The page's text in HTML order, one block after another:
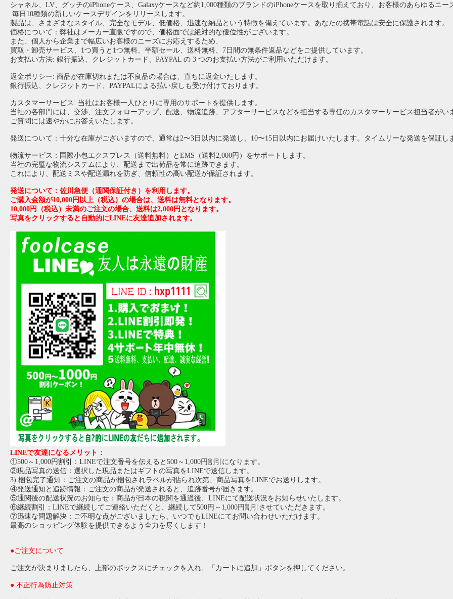
シャネル、LV、グッチのiPhoneケース、Galaxyケースなど約1,000種類のブランドのiPhoneケースを取り揃えており、お客様のあらゆるニー
毎日10種類の新しいケースデザインをリリースします。
製品は、さまざまなスタイル、完全なモデル、低価格、迅速な納品という特徴を備えています。あなたの携帯電話は安全に保護されます。
価格について：弊社はメーカー直販ですので、価格面では絶対的な優位性がございます。
また、個人から企業まで幅広いお客様のニーズにお応えするため、
買取・卸売サービス、1つ買うと1つ無料、半額セール、送料無料、7日間の無条件返品などをご提供しています。
お支払い方法: 銀行振込、クレジットカード、PAYPAL の 3 つのお支払い方法がご利用いただけます。
返金ポリシー: 商品が在庫切れまたは不良品の場合は、直ちに返金いたします。
銀行振込、クレジットカード、PAYPALによる払い戻しも受け付けております。
カスタマーサービス: 当社はお客様一人ひとりに専用のサポートを提供します。
当社の各部門には、交渉、注文フォローアップ、配送、物流追跡、アフターサービスなどを担当する専任のカスタマーサービス担当者がい
ご質問には速やかにお答えいたします。
発送について：十分な在庫がございますので、通常は2〜3日以内に発送し、10〜15日以内にお届けいたします。タイムリーな発送を保証し
物流サービス：国際小包エクスプレス（送料無料）とEMS（送料2,000円）をサポートします。
当社の完璧な物流システムにより、配送まで出荷品を常に追跡できます。
これにより、配送ミスや配送漏れを防ぎ、信頼性の高い配送が保証されます。
発送について：佐川急便（通関保証付き）を利用します。
ご購入金額が10,000円以上（税込）の場合は、送料は無料となります。
10,000円（税込）未満のご注文の場合、送料は2,000円となります。
写真をクリックすると自動的にLINEに友達追加されます。
LINEで友達になるメリット：
①500～1,000円割引：LINEで注文番号を伝えると500～1,000円割引になります。
②現品写真の送信：選択した現品またはギフトの写真をLINEで送信します。
3) 梱包完了通知：ご注文の商品が梱包されラベルが貼られ次第、商品写真をLINEでお送りします。
④発送通知と追跡情報：ご注文の商品が発送されると、追跡番号が届きます。
⑤通関後の配送状況のお知らせ：商品が日本の税関を通過後、LINEにて配送状況をお知らせいたします。
⑥継続割引：LINEで継続してご連絡いただくと、継続して500円～1,000円割引させていただきます。
⑦迅速な問題解決：ご不明な点がございましたら、いつでもLINEにてお問い合わせいただけます。
最高のショッピング体験を提供できるよう全力を尽くします！
●ご注文について
ご注文が決まりましたら、上部のボックスにチェックを入れ、「カートに追加」ボタンを押してください。
● 不正行為防止対策